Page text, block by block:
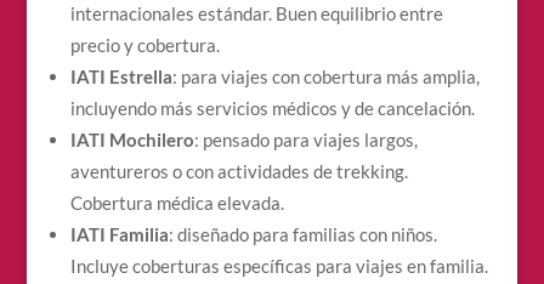
internacionales estándar. Buen equilibrio entre
precio y cobertura.
IATI Estrella: para viajes con cobertura más amplia,
incluyendo más servicios médicos y de cancelación.
IATI Mochilero: pensado para viajes largos,
aventureros o con actividades de trekking.
Cobertura médica elevada.
IATI Familia: diseñado para familias con niños.
Incluye coberturas específicas para viajes en familia.